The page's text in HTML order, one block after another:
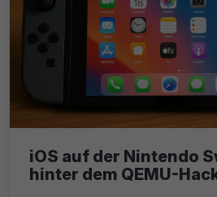
iOS auf der Nintendo
hinter dem QEMU-